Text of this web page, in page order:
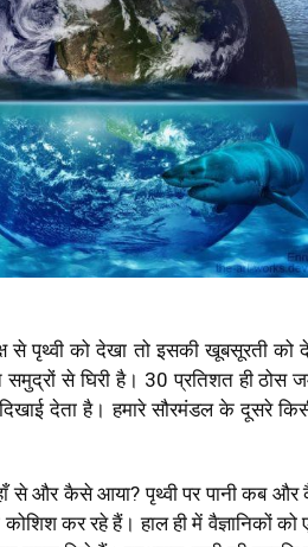
से पृथ्वी को देखा तो इसकी खूबसूरती को
से घिरी है। 30 प्रतिशत ही ठोस
देता है। हमारे सौरमंडल के दूसरे
से और कैसे आया? पृथ्वी पर पानी कब
कर रहे हैं। हाल ही में वैज्ञानिकों को